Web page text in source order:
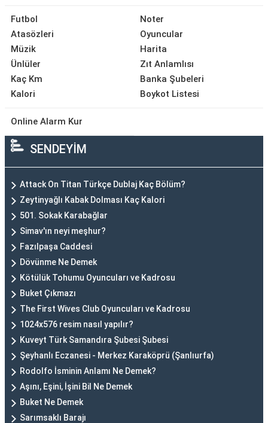
Futbol
Atasözleri
Müzik
Ünlüler
Kaç Km
Kalori
Noter
Oyuncular
Harita
Zıt Anlamlısı
Banka Şubeleri
Boykot Listesi
Online Alarm Kur
SENDEYİM
Attack On Titan Türkçe Dublaj Kaç Bölüm?
Zeytinyağlı Kabak Dolması Kaç Kalori
501. Sokak Karabağlar
Simav'ın neyi meşhur?
Fazılpaşa Caddesi
Dövünme Ne Demek
Kötülük Tohumu Oyuncuları ve Kadrosu
Buket Çıkmazı
The First Wives Club Oyuncuları ve Kadrosu
1024x576 resim nasıl yapılır?
Kuveyt Türk Samandıra Şubesi Şubesi
Şeyhanlı Eczanesi - Merkez Karaköprü (Şanlıurfa)
Rodolfo İsminin Anlamı Ne Demek?
Aşını, Eşini, İşini Bil Ne Demek
Buket Ne Demek
Sarımsaklı Barajı